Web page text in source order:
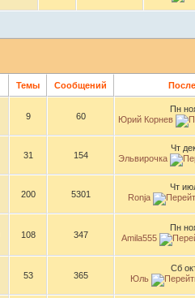
Темы Сообщений
9 60
Пн
Юрий Корнев
31 154
Чт
Эльвирочка
200 5301
Чт
Ronja
108 347
Пн
Amila555
53 365
Сб
Юль